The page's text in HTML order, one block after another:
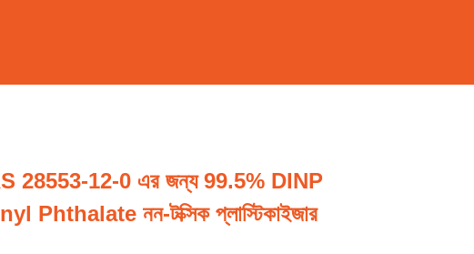
28553-12-0 এর জন্য 99.5% DINP
Phthalate নন-টক্সিক প্লাস্টিকাইজার